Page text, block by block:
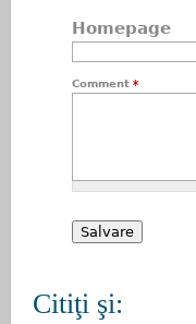
Homepage
Comment *
Citiţi şi: